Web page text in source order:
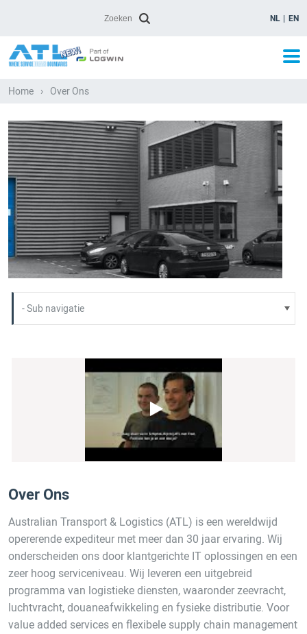
NL EN
Home › Over Ons
Over Ons
Australian Transport & Logistics (ATL) is een wereldwijd
opererende expediteur met meer dan 30 jaar ervaring. Wij
onderscheiden ons door klantgerichte IT oplossingen en een
zeer hoog serviceniveau. Wij leveren een uitgebreid
programma van logistieke diensten, waaronder zeevracht,
luchtvracht, douaneafwikkeling en fysieke distributie. Voor
value added services en flexibele supply chain management